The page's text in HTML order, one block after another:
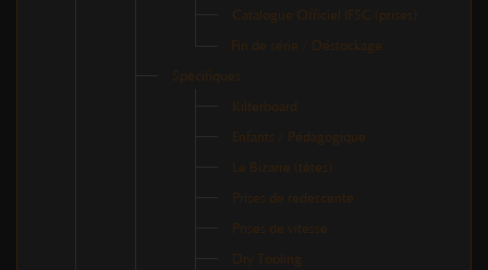
Catalogue Officiel IFSC (prises)
Fin de série / Déstockage
Spécifiques
Kilterboard
Enfants / Pédagogique
Le Bizarre (têtes)
Prises de redescente
Prises de vitesse
Dry Tooling